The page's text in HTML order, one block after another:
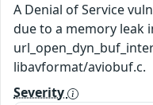
A Denial of Service
due to a memory leak
libavformat/aviobuf.c.
Severity